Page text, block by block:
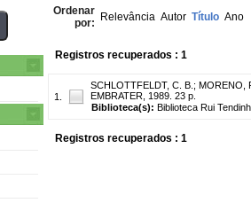
Ordenar
por: Relevância Autor Título Ano
Registros recuperados : 1
1.
SCHLOTTFELDT, C. B. ; MORENO,
EMBRATER, 1989. 23 p.
Biblioteca(s): Biblioteca Rui
Registros recuperados : 1